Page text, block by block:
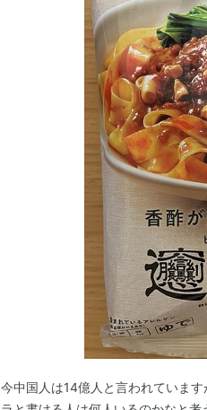
今中国人は14億人と言われていま